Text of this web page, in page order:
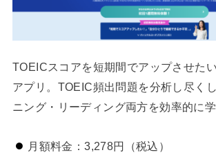
TOEICスコアを短期間でアップさせた
アプリ。TOEIC頻出問題を分析し尽く
ニング・リーディング両方を効率的に学
月額料金：3,278円（税込）